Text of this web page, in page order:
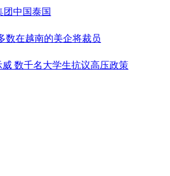
团中国泰国
数在越南的美企将裁员
数千名大学生抗议高压政策